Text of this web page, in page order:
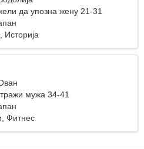
да упозна жену 21-31
Историја
мужа 34-41
Фитнес